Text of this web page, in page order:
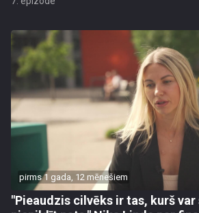
pirms 1 gada, 12 mēnešiem
"Pieaudzis cilvēks ir tas, kurš var